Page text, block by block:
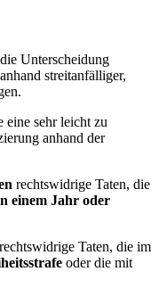
Unterscheidung
streitanfälliger,
eine sehr leicht zu
anhand der
rechtswidrige Taten, die
einem Jahr oder
Taten, die im
oder die mit